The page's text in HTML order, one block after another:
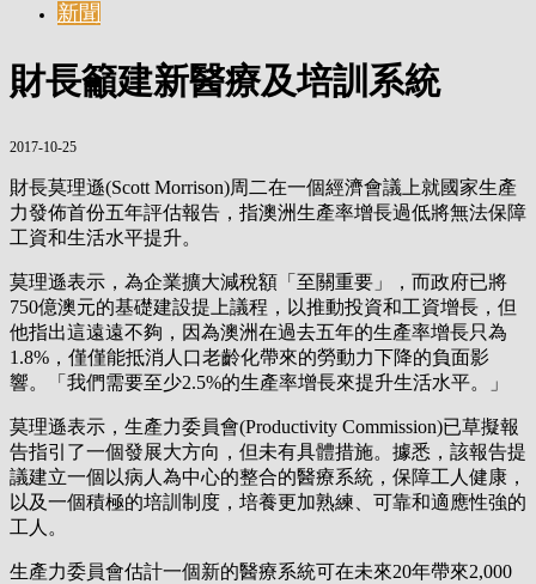
新聞
財長籲建新醫療及培訓系統
2017-10-25
財長莫理遜(Scott Morrison)周二在一個經濟會議上就國家生產
力發佈首份五年評估報告，指澳洲生產率增長過低將無法保障
工資和生活水平提升。
莫理遜表示，為企業擴大減稅額「至關重要」，而政府已將
750億澳元的基礎建設提上議程，以推動投資和工資增長，但
他指出這遠遠不夠，因為澳洲在過去五年的生產率增長只為
1.8%，僅僅能抵消人口老齡化帶來的勞動力下降的負面影
響。「我們需要至少2.5%的生產率增長來提升生活水平。」
莫理遜表示，生產力委員會(Productivity Commission)已草擬報
告指引了一個發展大方向，但未有具體措施。據悉，該報告提
議建立一個以病人為中心的整合的醫療系統，保障工人健康，
以及一個積極的培訓制度，培養更加熟練、可靠和適應性強的
工人。
生產力委員會估計一個新的醫療系統可在未來20年帶來2,000